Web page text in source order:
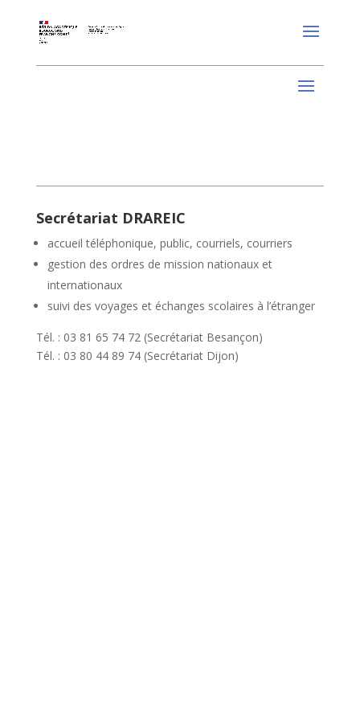
Secrétariat DRAREIC
accueil téléphonique, public, courriels, courriers
gestion des ordres de mission nationaux et
internationaux
suivi des voyages et échanges scolaires à l’étranger
Tél. : 03 81 65 74 72 (Secrétariat Besançon)
Tél. : 03 80 44 89 74 (Secrétariat Dijon)